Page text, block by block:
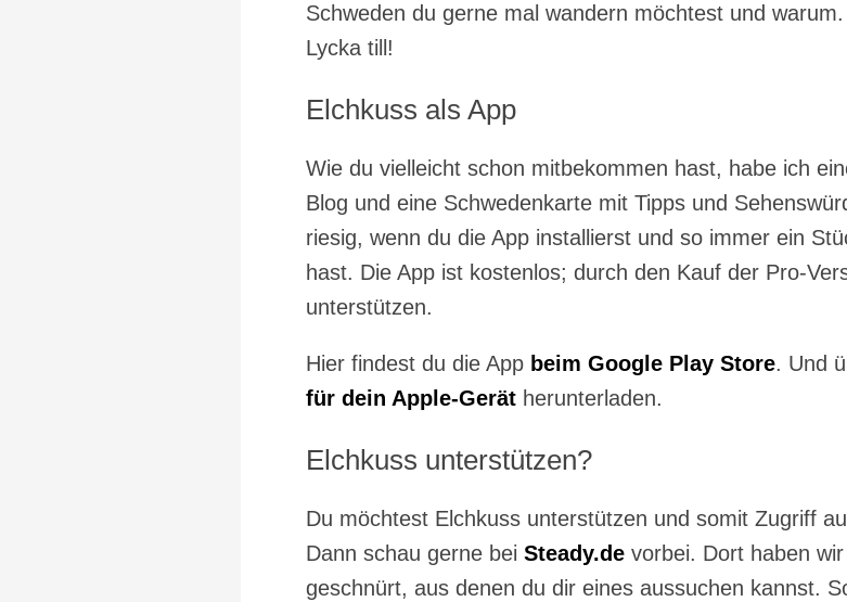
Schweden du gerne mal wandern möchtest und
Lycka till!
Elchkuss als App
Wie du vielleicht schon mitbekommen hast, habe ich
Blog und eine Schwedenkarte mit Tipps und
riesig, wenn du die App installierst und so immer ein
hast. Die App ist kostenlos; durch den Kauf der Pro-
unterstützen.
Hier findest du die App beim Google Play Store. Und
für dein Apple-Gerät herunterladen.
Elchkuss unterstützen?
Du möchtest Elchkuss unterstützen und somit Zugriff
Dann schau gerne bei Steady.de vorbei. Dort haben
geschnürt, aus denen du dir eines aussuchen kannst.